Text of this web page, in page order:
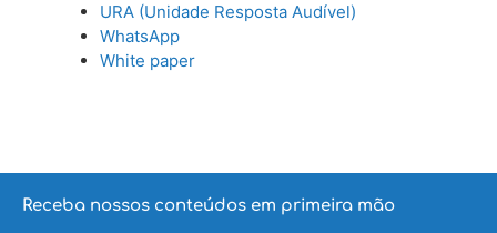
URA (Unidade Resposta Audível)
WhatsApp
White paper
Receba nossos conteúdos em primeira mão